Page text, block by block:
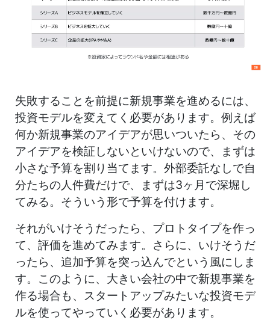
失敗することを前提に新規事業を進めるには、
投資モデルを変えてく必要があります。例えば
何か新規事業のアイデアが思いついたら、その
アイデアを検証しないといけないので、まずは
小さな予算を割り当てます。外部委託なしで自
分たちの人件費だけで、まずは3ヶ月で深堀し
てみる。そういう形で予算を付けます。
それがいけそうだったら、プロトタイプを作っ
て、評価を進めてみます。さらに、いけそうだ
ったら、追加予算を突っ込んでという風にしま
す。このように、大きい会社の中で新規事業を
作る場合も、スタートアップみたいな投資モデ
ルを使ってやっていく必要があります。